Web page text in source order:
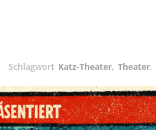
Schlagwort Katz-Theater, Theater,